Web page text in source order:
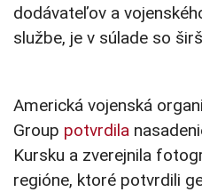
dodávateľov a
službe, je v súlade so
Americká vojenská
Group potvrdila
Kursku a zverejnila
regióne, ktoré potvrdili